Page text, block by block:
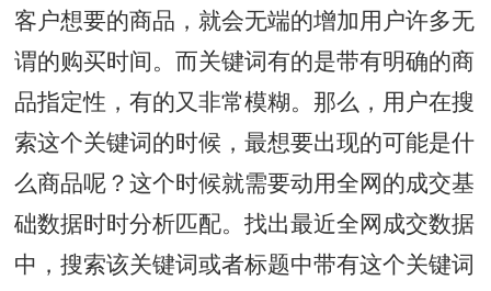
客户想要的商品，就会无端的增加用户许多无
谓的购买时间。而关键词有的是带有明确的商
品指定性，有的又非常模糊。那么，用户在搜
索这个关键词的时候，最想要出现的可能是什
么商品呢？这个时候就需要动用全网的成交基
础数据时时分析匹配。找出最近全网成交数据
中，搜索该关键词或者标题中带有这个关键词